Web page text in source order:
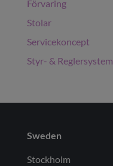
Förvaring
Stolar
Servicekoncept
Styr- & Reglersystem
Sweden
Stockholm